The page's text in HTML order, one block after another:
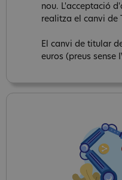
nou. L'acceptació
realitza el canvi de
El canvi de titular
euros (preus sense